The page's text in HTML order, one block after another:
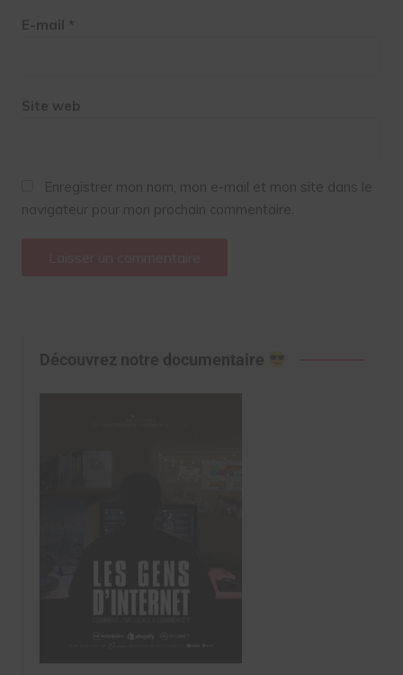
E-mail *
Site web
Enregistrer mon nom, mon e-mail et mon site dans le
navigateur pour mon prochain commentaire.
Découvrez notre documentaire